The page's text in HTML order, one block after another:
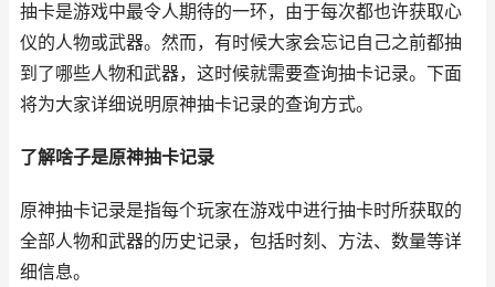
抽卡是游戏中最令人期待的一环，由于每次都也许获取心
仪的人物或武器。然而，有时候大家会忘记自己之前都抽
到了哪些人物和武器，这时候就需要查询抽卡记录。下面
将为大家详细说明原神抽卡记录的查询方式。
了解啥子是原神抽卡记录
原神抽卡记录是指每个玩家在游戏中进行抽卡时所获取的
全部人物和武器的历史记录，包括时刻、方法、数量等详
细信息。